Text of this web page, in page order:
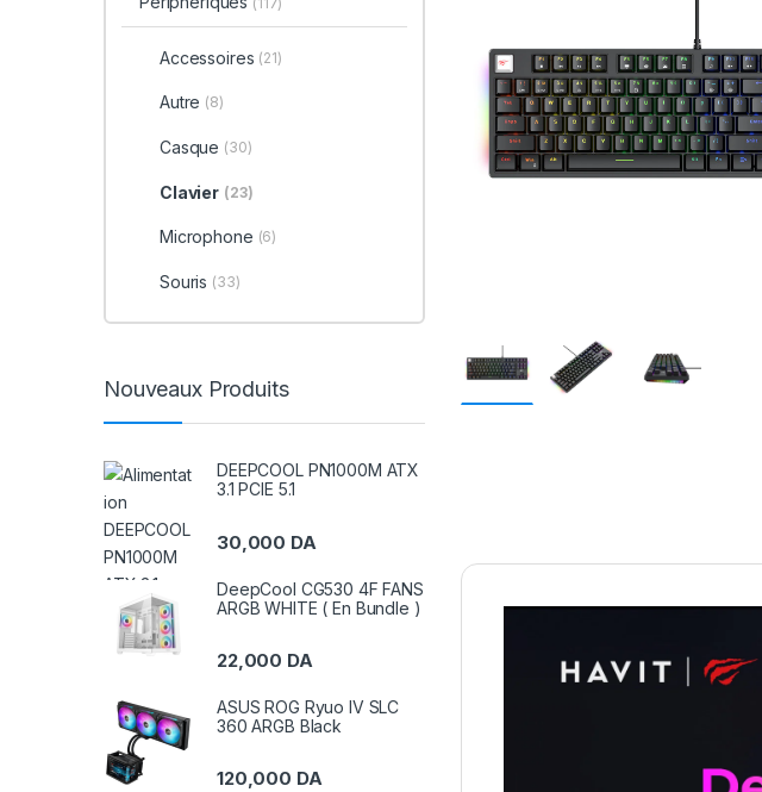
Accessoires (21)
Autre (8)
Casque (30)
Clavier (23)
Microphone (6)
Souris (33)
Nouveaux Produits
DEEPCOOL PN1000M ATX
3.1 PCIE 5.1
30,000 DA
DeepCool CG530 4F FANS
ARGB WHITE ( En Bundle )
22,000 DA
ASUS ROG Ryuo IV SLC
360 ARGB Black
120,000 DA